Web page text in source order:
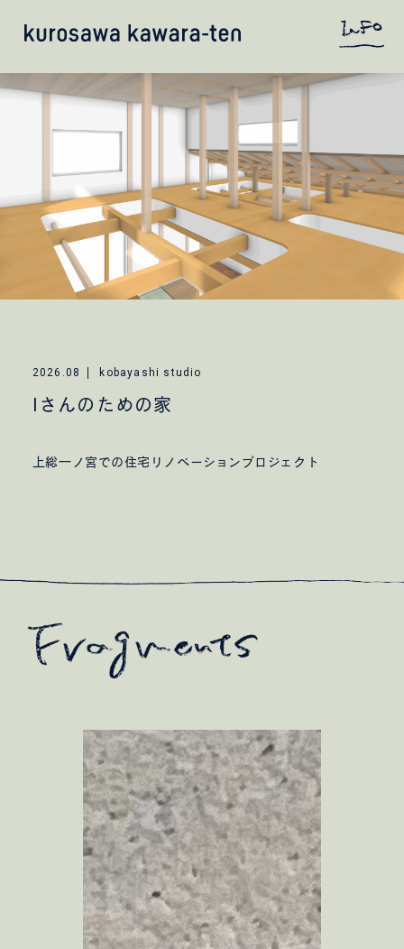
2026.08 kobayashi studio
Iさんのための家
上総一ノ宮での住宅リノベーションプロジェクト